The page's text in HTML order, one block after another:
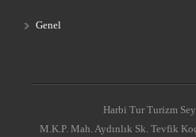
Genel
Harbi Tur Turizm
M.K.P. Mah. Aydınlık Sk. Tevfik